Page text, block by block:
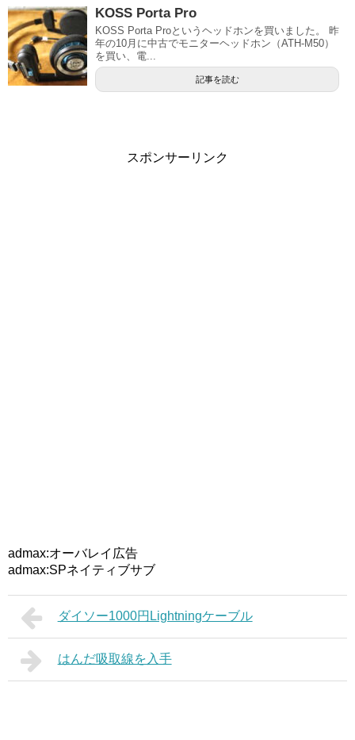
KOSS Porta Pro
KOSS Porta Proというヘッドホンを買いました。 昨
年の10月に中古でモニターヘッドホン（ATH-M50）
を買い、電...
記事を読む
スポンサーリンク
admax:オーバレイ広告
admax:SPネイティブサブ
ダイソー1000円Lightningケーブル
はんだ吸取線を入手